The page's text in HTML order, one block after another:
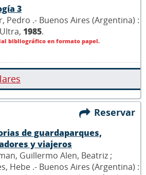
3
Pedro .- Buenos Aires (Argentina) :
1985.
bibliográfico en formato papel.
Reservar
de guardaparques,
y viajeros
Guillermo Alen, Beatriz ;
Hebe .- Buenos Aires (Argentina) :